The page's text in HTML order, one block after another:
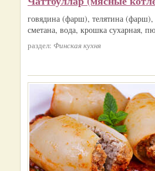
говядина (фарш), телятина
сметана, вода, крошка сухарная,
раздел: Финская кухня